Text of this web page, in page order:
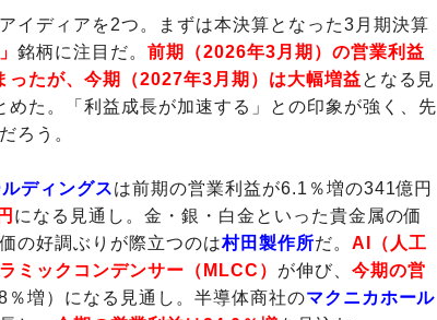
イディアを2つ。まずは本決算となった3月期決算
銘柄に注目だ。前期（2026年3月期）の営業利益
ったが、今期（2027年3月期）は大幅増益となる見
めた。「利益成長が加速する」との印象が強く、先
ろう。
ディングスは前期の営業利益が6.1％増の341億円
になる見通し。金・銀・白金といった貴金属の価
の好調ぶりが際立つのは村田製作所だ。 AI（人工
ミックコンデンサー（MLCC） が伸び、 今期の営
％増）になる見通し。半導体商社のマクニカホール